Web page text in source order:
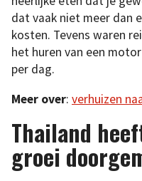
dat vaak niet meer dan
kosten. Tevens waren
het huren van een
per dag.
Meer over: verhuizen
Thailand
groei